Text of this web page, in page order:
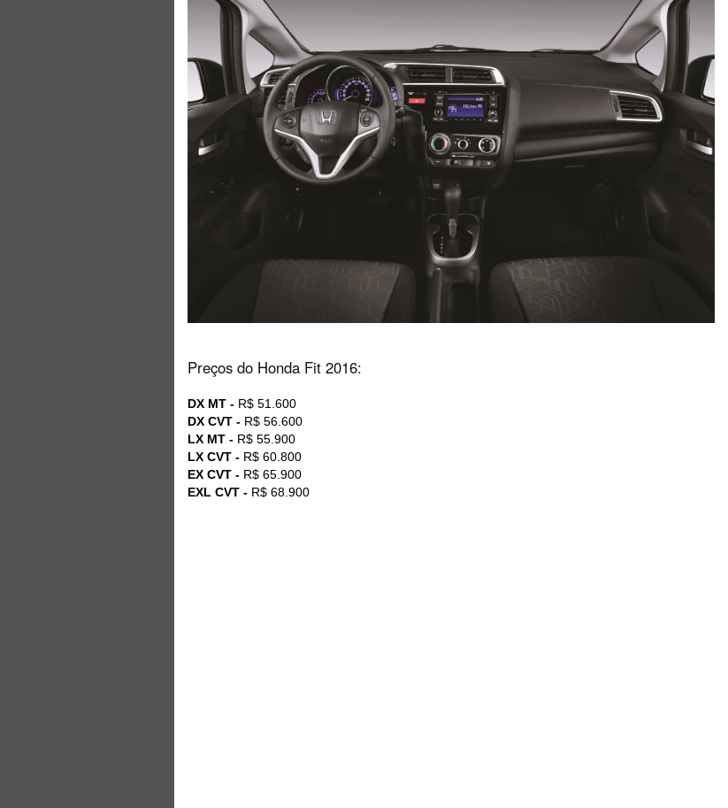
Preços do Honda Fit 2016:
DX MT - R$ 51.600
DX CVT - R$ 56.600
LX MT - R$ 55.900
LX CVT - R$ 60.800
EX CVT - R$ 65.900
EXL CVT - R$ 68.900